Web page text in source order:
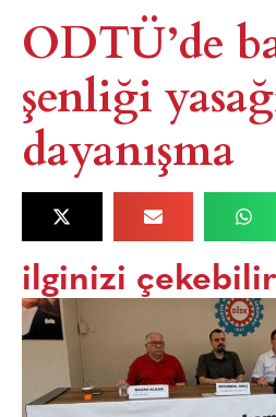
ODTÜ’de
şenliği
dayanışma​
ilginizi çekebilir